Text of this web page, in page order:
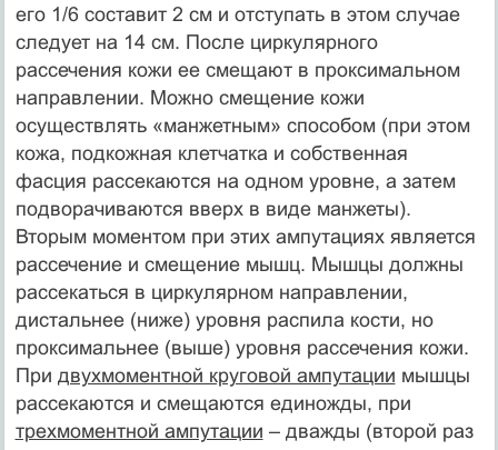
его 1/6 составит 2 см и отступать в этом случае
следует на 14 см. После циркулярного
рассечения кожи ее смещают в проксимальном
направлении. Можно смещение кожи
осуществлять «манжетным» способом (при этом
кожа, подкожная клетчатка и собственная
фасция рассекаются на одном уровне, а затем
подворачиваются вверх в виде манжеты).
Вторым моментом при этих ампутациях является
рассечение и смещение мышц. Мышцы должны
рассекаться в циркулярном направлении,
дистальнее (ниже) уровня распила кости, но
проксимальнее (выше) уровня рассечения кожи.
При двухмоментной круговой ампутации мышцы
рассекаются и смещаются единожды, при
трехмоментной ампутации – дважды (второй раз